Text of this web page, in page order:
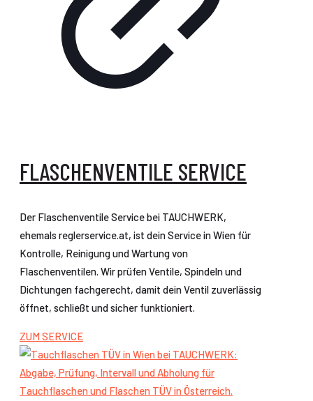
FLASCHENVENTILE SERVICE
Der Flaschenventile Service bei TAUCHWERK,
ehemals reglerservice.at, ist dein Service in Wien für
Kontrolle, Reinigung und Wartung von
Flaschenventilen. Wir prüfen Ventile, Spindeln und
Dichtungen fachgerecht, damit dein Ventil zuverlässig
öffnet, schließt und sicher funktioniert.
ZUM SERVICE